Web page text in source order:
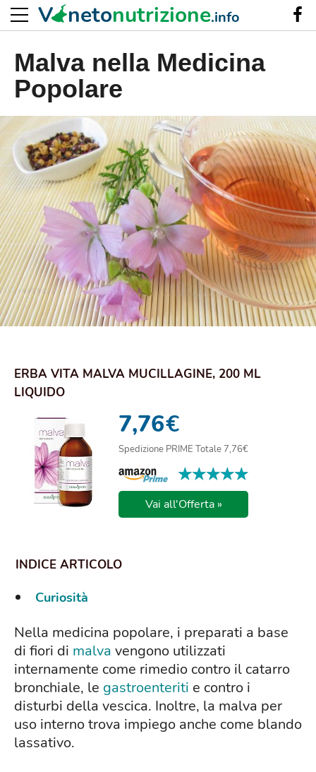
Malva nella Medicina
Popolare
ERBA VITA MALVA MUCILLAGINE, 200 ML
LIQUIDO
7,76€
Spedizione PRIME Totale 7,76€
★★★★★
★★★★★
Vai all'Offerta »
Curiosità
Nella medicina popolare, i preparati a base
di fiori di malva vengono utilizzati
internamente come rimedio contro il catarro
bronchiale, le gastroenteriti e contro i
disturbi della vescica. Inoltre, la malva per
uso interno trova impiego anche come blando
lassativo.
V netonutrizione.info